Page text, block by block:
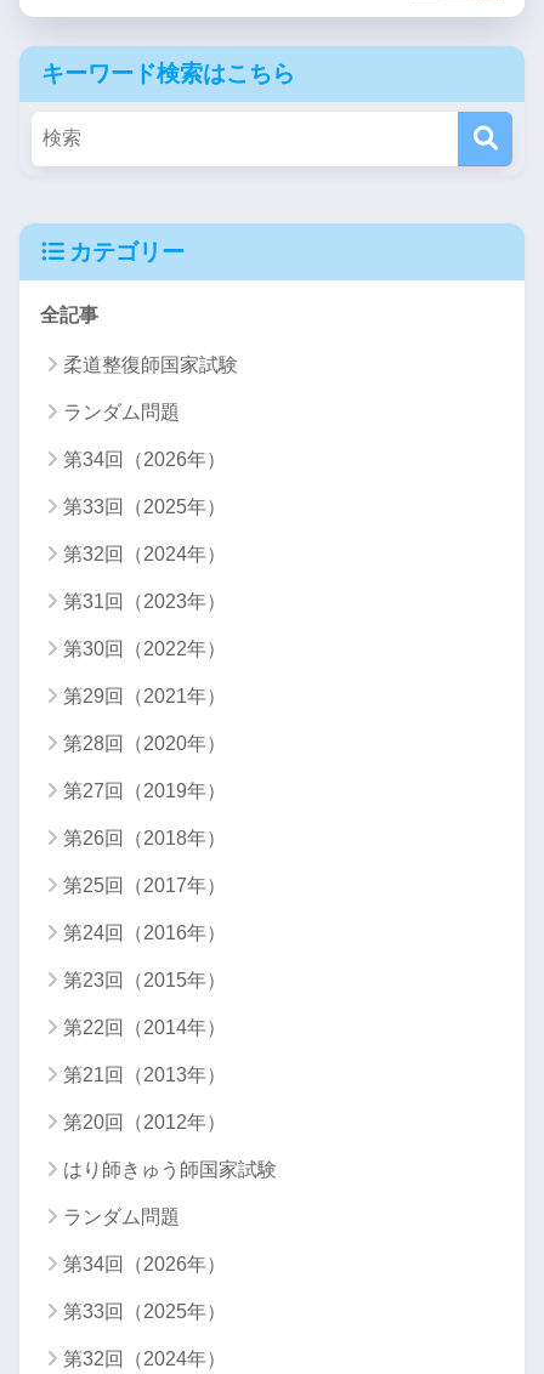
キーワード検索はこちら
カテゴリー
全記事
柔道整復師国家試験
ランダム問題
第34回（2026年）
第33回（2025年）
第32回（2024年）
第31回（2023年）
第30回（2022年）
第29回（2021年）
第28回（2020年）
第27回（2019年）
第26回（2018年）
第25回（2017年）
第24回（2016年）
第23回（2015年）
第22回（2014年）
第21回（2013年）
第20回（2012年）
はり師きゅう師国家試験
ランダム問題
第34回（2026年）
第33回（2025年）
第32回（2024年）